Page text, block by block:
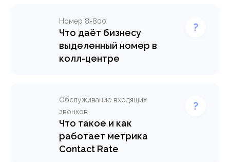
Номер 8-800
Что даёт бизнесу
выделенный номер в
колл-центре
Обслуживание входящих
звонков
Что такое и как
работает метрика
Contact Rate